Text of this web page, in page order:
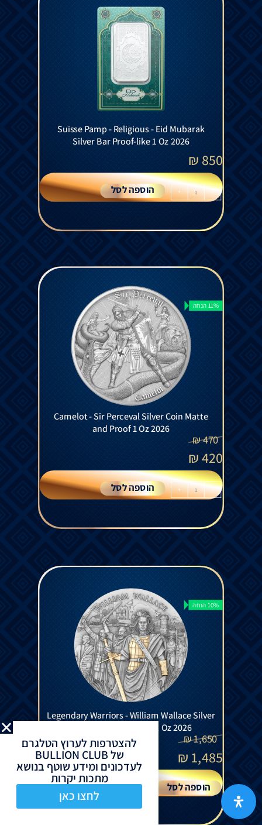
Suisse Pamp - Religious - Eid Mubarak
Silver Bar Proof-like 1 Oz 2026
850
₪
-
+ הוספה לסל
11% הנחה
Camelot - Sir Perceval Silver Coin Matte
and Proof 1 Oz 2026
470
₪
420
₪
-
+ הוספה לסל
10% הנחה
Legendary Warriors - William Wallace Silver
Gilded Coin Antiqued 2 Oz 2026
1,650
₪
1,485
₪
הוספה לסל
להצטרפות לערוץ הטלגרם
של BULLION CLUB
לעדכונים ומידע שוטף בנושא
מתכות יקרות
לחצו כאן